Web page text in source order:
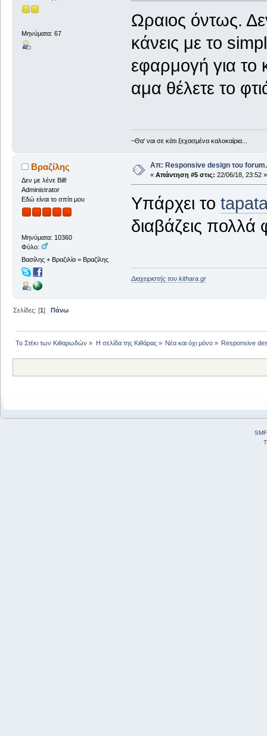
Μηνύματα: 67
Ωραιος όντως.
κάνεις με το
εφαρμογή για το
αμα θέλετε το
~Θα' ναι σε κάτι ξεχασμένα καλοκαίρια...
Βραζίλης
Δεν με λένε Bill!
Administrator
Εδώ είναι το σπίτι μου
Μηνύματα: 10360
Φύλο:
Βασίλης + Βραζιλία = Βραζίλης
Απ: Responsive design του
« Απάντηση #5 στις: 22/06/18, 23:52 »
Υπάρχει το
διαβάζεις
Διαχειριστής του kithara.gr
Σελίδες: [1] Πάνω
Το Στέκι των Κιθαρωδών » Η σελίδα της Κιθάρας» Νέα και όχι μόνο» Responsive